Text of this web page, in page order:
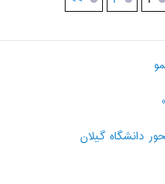
دانشگاه گيلان